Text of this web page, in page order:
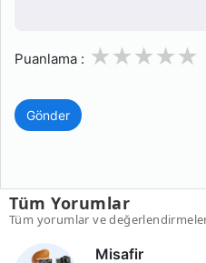
Puanlama : 3
2
1
Gönder
Tüm Yorumlar
Tüm yorumlar ve
Misafir